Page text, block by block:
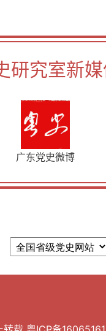
研究室新
广东党史微博